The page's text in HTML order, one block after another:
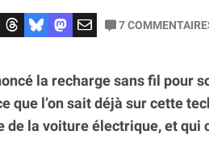
7
la recharge sans fil pour
que l’on sait déjà sur cette
de la voiture électrique, et